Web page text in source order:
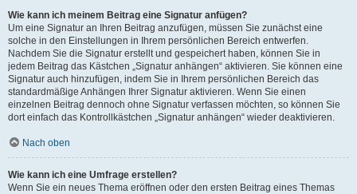
Wie kann ich meinem Beitrag eine Signatur anfügen?
Um eine Signatur an Ihren Beitrag anzufügen, müssen Sie zunächst eine
solche in den Einstellungen in Ihrem persönlichen Bereich entwerfen.
Nachdem Sie die Signatur erstellt und gespeichert haben, können Sie in
jedem Beitrag das Kästchen „Signatur anhängen“ aktivieren. Sie können eine
Signatur auch hinzufügen, indem Sie in Ihrem persönlichen Bereich das
standardmäßige Anhängen Ihrer Signatur aktivieren. Wenn Sie einen
einzelnen Beitrag dennoch ohne Signatur verfassen möchten, so können Sie
dort einfach das Kontrollkästchen „Signatur anhängen“ wieder deaktivieren.
Nach oben
Wie kann ich eine Umfrage erstellen?
Wenn Sie ein neues Thema eröffnen oder den ersten Beitrag eines Themas